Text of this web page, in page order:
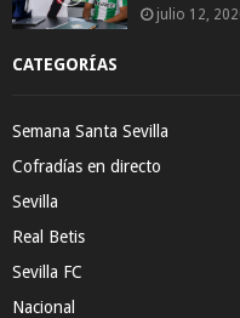
julio 12,
CATEGORÍAS
Semana Santa Sevilla
Cofradías en directo
Sevilla
Real Betis
Sevilla FC
Nacional